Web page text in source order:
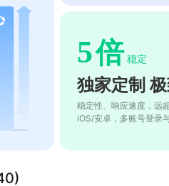
5倍 稳定
独家定制
稳定性、响应速度，远
iOS/安卓，多账号登录